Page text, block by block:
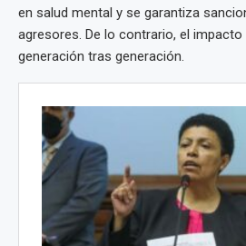
en salud mental y se garantiza
agresores. De lo contrario, el
generación tras generación.